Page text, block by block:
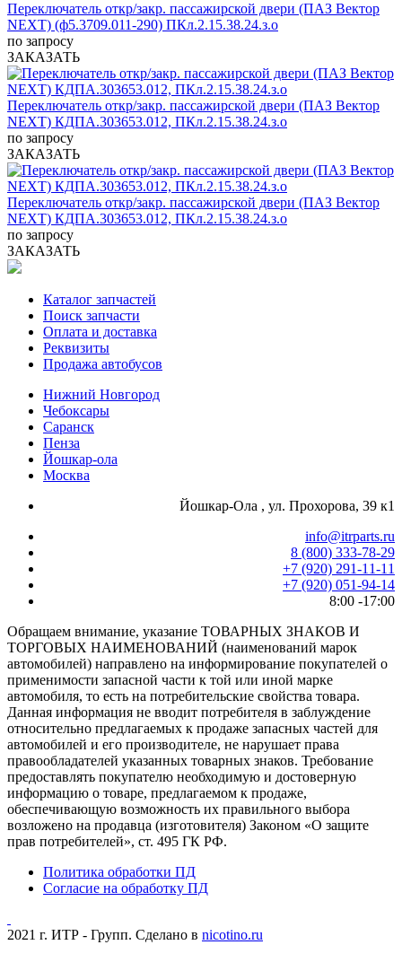
Переключатель откр/закр. пассажирской двери (ПАЗ Вектор
NEXT) (ф5.3709.011-290) ПКл.2.15.38.24.з.о
по запросу
ЗАКАЗАТЬ
Переключатель откр/закр. пассажирской двери (ПАЗ Вектор
NEXT) КДПА.303653.012, ПКл.2.15.38.24.з.о
по запросу
ЗАКАЗАТЬ
Переключатель откр/закр. пассажирской двери (ПАЗ Вектор
NEXT) КДПА.303653.012, ПКл.2.15.38.24.з.о
по запросу
ЗАКАЗАТЬ
Каталог запчастей
Поиск запчасти
Оплата и доставка
Реквизиты
Продажа автобусов
Нижний Новгород
Чебоксары
Саранск
Пенза
Йошкар-ола
Москва
Йошкар-Ола , ул. Прохорова, 39 к1
info@itrparts.ru
8 (800) 333-78-29
‪+7 (920) 291-11-11
+7 (920) 051-94-14
8:00 -17:00
Обращаем внимание, указание ТОВАРНЫХ ЗНАКОВ И
ТОРГОВЫХ НАИМЕНОВАНИЙ (наименований марок
автомобилей) направлено на информирование покупателей о
применимости запасной части к той или иной марке
автомобиля, то есть на потребительские свойства товара.
Данная информация не вводит потребителя в заблуждение
относительно предлагаемых к продаже запасных частей для
автомобилей и его производителе, не нарушает права
правообладателей указанных товарных знаков. Требование
предоставлять покупателю необходимую и достоверную
информацию о товаре, предлагаемом к продаже,
обеспечивающую возможность их правильного выбора
возложено на продавца (изготовителя) Законом «О защите
прав потребителей», ст. 495 ГК РФ.
Политика обработки ПД
Согласие на обработку ПД
2021 г. ИТР - Групп. Сделано в nicotino.ru